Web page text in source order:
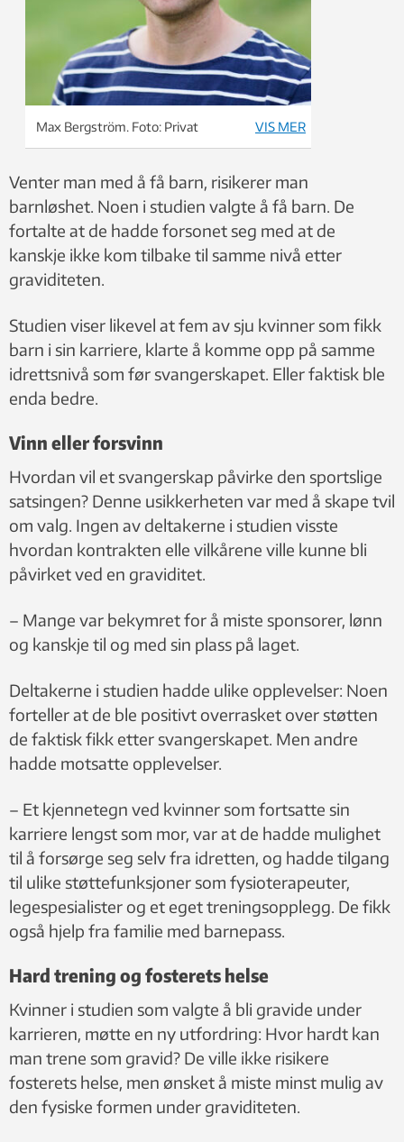
Max Bergström. Foto: Privat VIS MER
Venter man med å få barn, risikerer man
barnløshet. Noen i studien valgte å få barn. De
fortalte at de hadde forsonet seg med at de
kanskje ikke kom tilbake til samme nivå etter
graviditeten.
Studien viser likevel at fem av sju kvinner som fikk
barn i sin karriere, klarte å komme opp på samme
idrettsnivå som før svangerskapet. Eller faktisk ble
enda bedre.
Vinn eller forsvinn
Hvordan vil et svangerskap påvirke den sportslige
satsingen? Denne usikkerheten var med å skape tvil
om valg. Ingen av deltakerne i studien visste
hvordan kontrakten elle vilkårene ville kunne bli
påvirket ved en graviditet.
– Mange var bekymret for å miste sponsorer, lønn
og kanskje til og med sin plass på laget.
Deltakerne i studien hadde ulike opplevelser: Noen
forteller at de ble positivt overrasket over støtten
de faktisk fikk etter svangerskapet. Men andre
hadde motsatte opplevelser.
– Et kjennetegn ved kvinner som fortsatte sin
karriere lengst som mor, var at de hadde mulighet
til å forsørge seg selv fra idretten, og hadde tilgang
til ulike støttefunksjoner som fysioterapeuter,
legespesialister og et eget treningsopplegg. De fikk
også hjelp fra familie med barnepass.
Hard trening og fosterets helse
Kvinner i studien som valgte å bli gravide under
karrieren, møtte en ny utfordring: Hvor hardt kan
man trene som gravid? De ville ikke risikere
fosterets helse, men ønsket å miste minst mulig av
den fysiske formen under graviditeten.